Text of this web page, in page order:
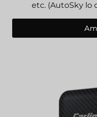
etc. (AutoSky lo